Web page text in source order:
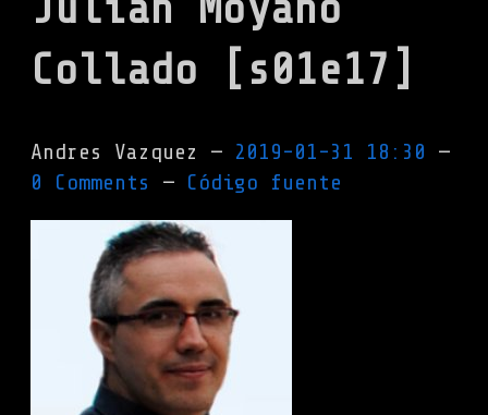
Collado [s01e17]
Andres Vazquez
2019-01-31 18:30
0 Comments
Código fuente